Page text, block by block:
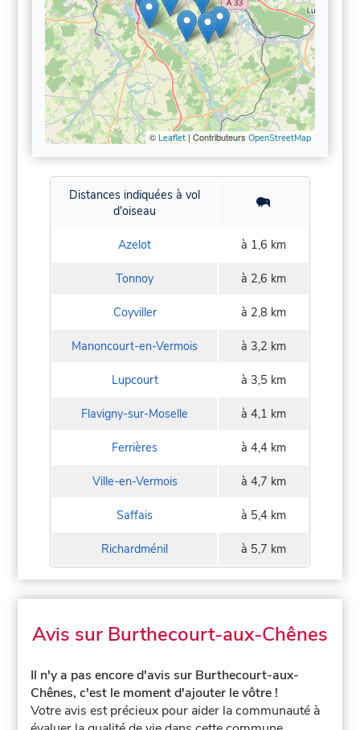
© Leaflet| Contributeurs OpenStreetMap
Distances indiquées à vol
d'oiseau
Azelot à 1,6 km
Tonnoy à 2,6 km
Coyviller à 2,8 km
Manoncourt-en-Vermois à 3,2 km
Lupcourt à 3,5 km
Flavigny-sur-Moselle à 4,1 km
Ferrières à 4,4 km
Ville-en-Vermois à 4,7 km
Saffais à 5,4 km
Richardménil à 5,7 km
Avis sur Burthecourt-aux-Chênes
Il n'y a pas encore d'avis sur Burthecourt-aux-
Chênes, c'est le moment d'ajouter le vôtre !
Votre avis est précieux pour aider la communauté à